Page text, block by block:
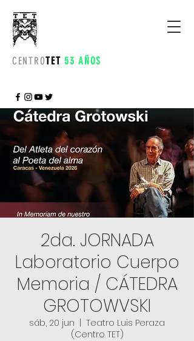
CENTROTET 53 AÑOS
2da. JORNADA
Laboratorio Cuerpo
Memoria / CÁTEDRA
GROTOWVSKI
sáb, 20 jun
Teatro Luis Peraza
(Centro TET)